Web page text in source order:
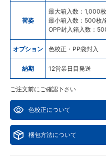
荷姿
最大箱入数：1,000
最小箱入数：500枚/
OPP封入箱入数：
オプション 色校正・PP袋封入
納期 12営業日目発送
ご注文前にご確認下さい
色校正について
梱包方法について